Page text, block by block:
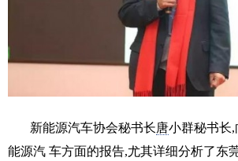
新能源汽车协会秘书长唐小群秘书长
能源汽 车方面的报告,尤其详细分析了东